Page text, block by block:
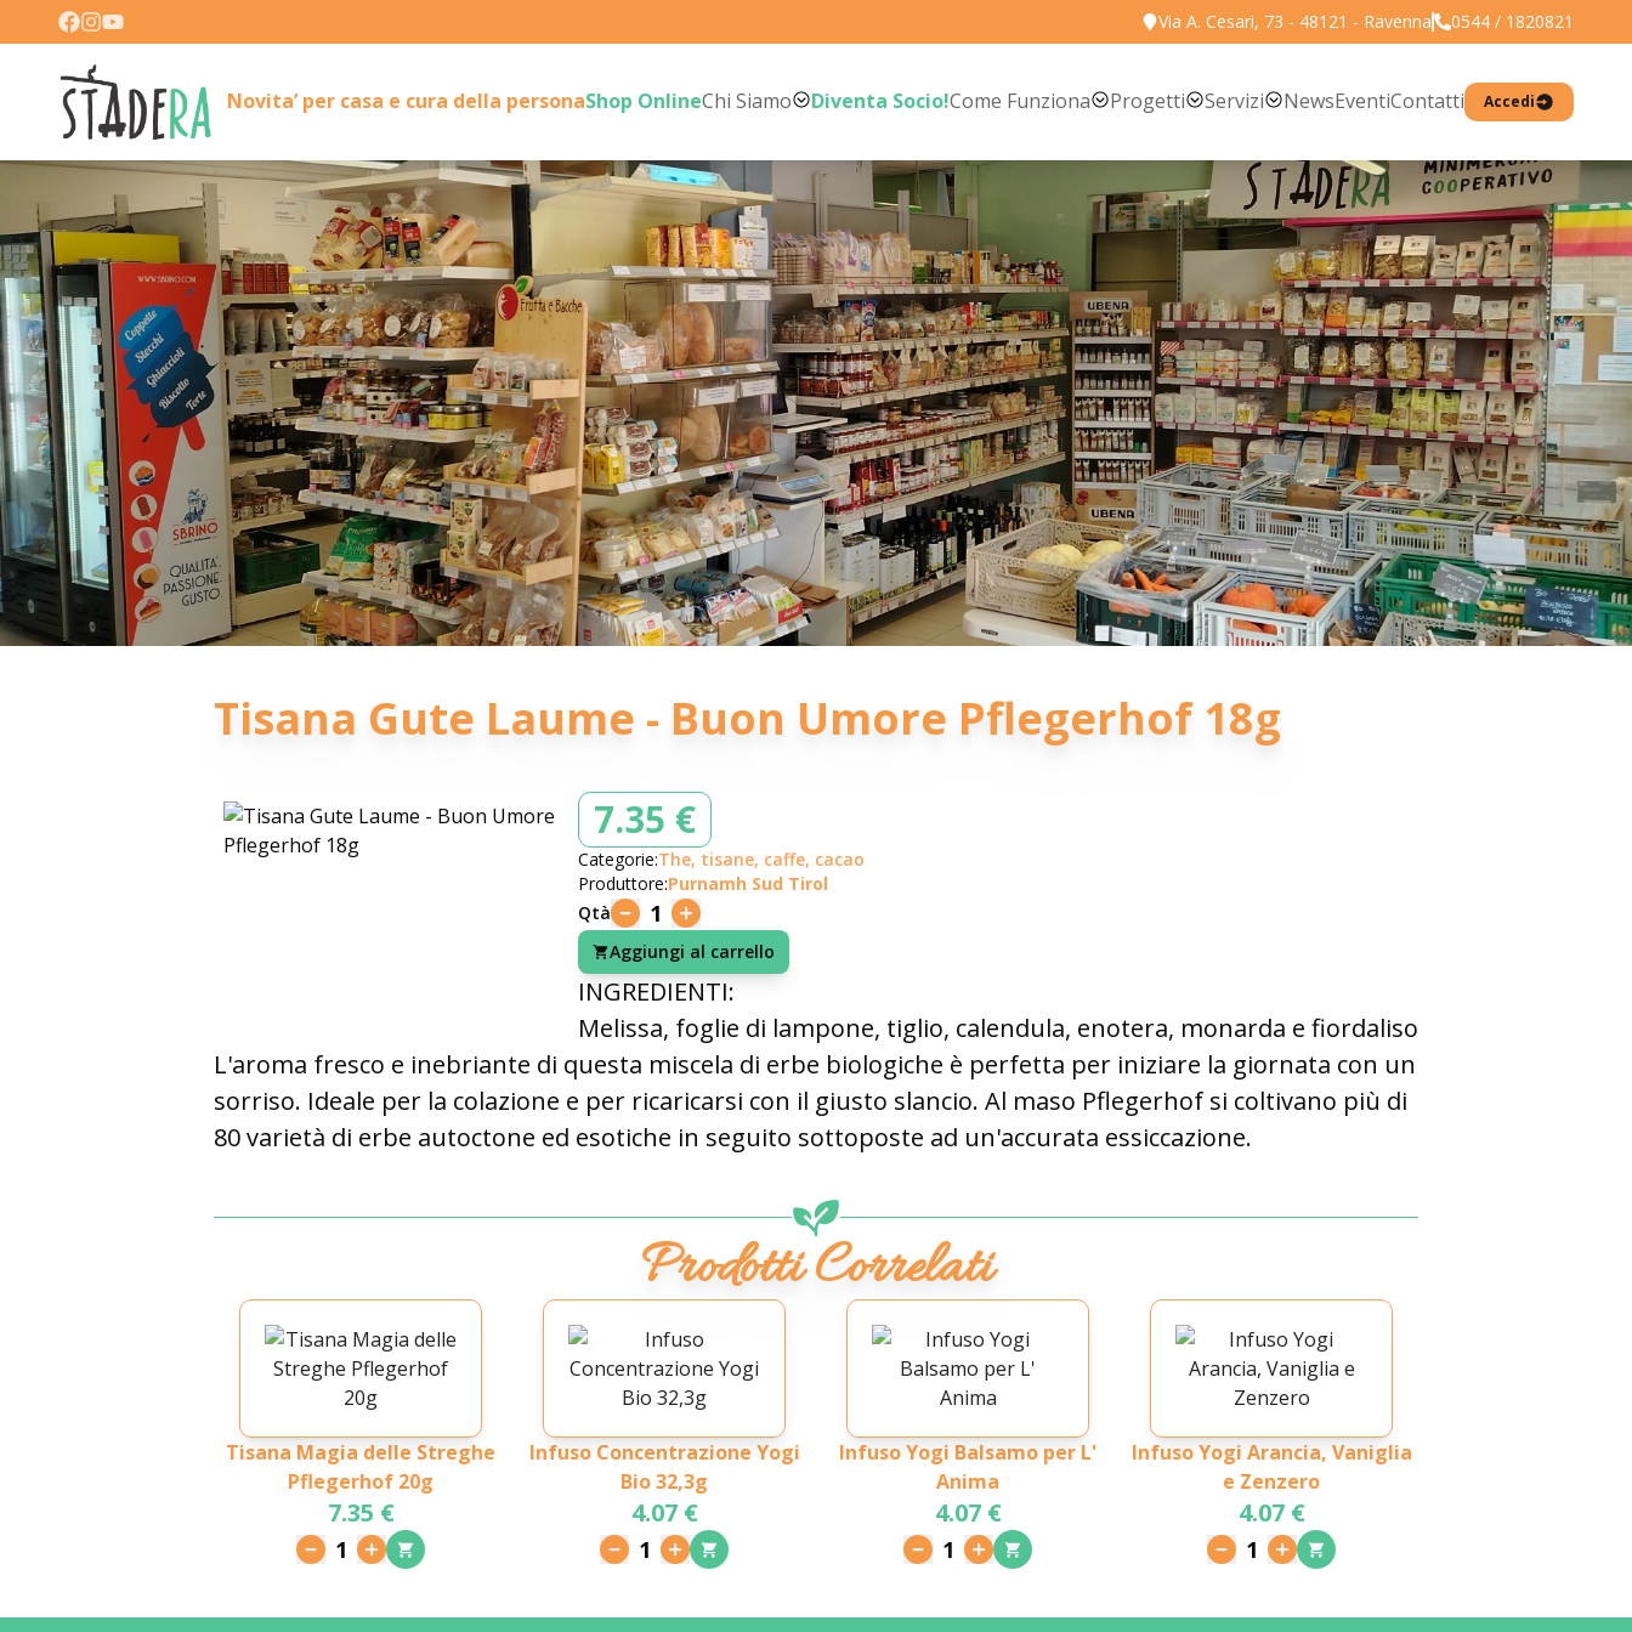
Via A. Cesari, 73 - 48121 - Ravenna 0544 / 1820821
Novita’ per casa e cura della personaShop OnlineChi Siamo Diventa Socio!Come Funziona Progetti Servizi NewsEventiContatti Accedi
Tisana Gute Laume - Buon Umore Pflegerhof 18g
7.35 €
Categorie:The, tisane, caffe, cacao
Produttore:Purnamh Sud Tirol
Qtà
1
Aggiungi al carrello
INGREDIENTI:
Melissa, foglie di lampone, tiglio, calendula, enotera, monarda e fiordaliso
L'aroma fresco e inebriante di questa miscela di erbe biologiche è perfetta per iniziare la giornata con un
sorriso. Ideale per la colazione e per ricaricarsi con il giusto slancio. Al maso Pflegerhof si coltivano più di
80 varietà di erbe autoctone ed esotiche in seguito sottoposte ad un'accurata essiccazione.
Prodotti Correlati
Tisana Magia delle Streghe
Pflegerhof 20g
7.35 €
1
Infuso Concentrazione Yogi
Bio 32,3g
4.07 €
1
Infuso Yogi Balsamo per L'
Anima
4.07 €
1
Infuso Yogi Arancia, Vaniglia
e Zenzero
4.07 €
1